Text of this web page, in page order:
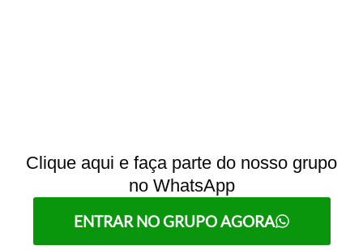
Clique aqui e faça parte do nosso grupo
no WhatsApp
ENTRAR NO GRUPO AGORA